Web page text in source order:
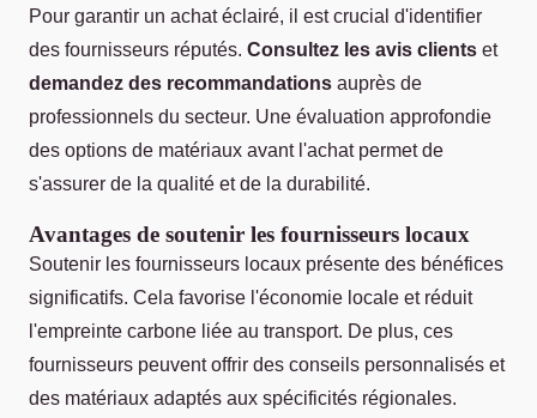
Pour garantir un achat éclairé, il est crucial d'identifier
des fournisseurs réputés. Consultez les avis clients et
demandez des recommandations auprès de
professionnels du secteur. Une évaluation approfondie
des options de matériaux avant l'achat permet de
s'assurer de la qualité et de la durabilité.
Avantages de soutenir les fournisseurs locaux
Soutenir les fournisseurs locaux présente des bénéfices
significatifs. Cela favorise l'économie locale et réduit
l'empreinte carbone liée au transport. De plus, ces
fournisseurs peuvent offrir des conseils personnalisés et
des matériaux adaptés aux spécificités régionales.